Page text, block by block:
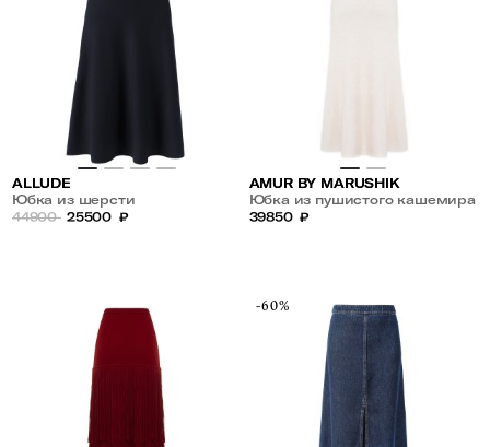
ALLUDE
Юбка из шерсти
44900 25500 ₽
AMUR BY MARUSHIK
Юбка из пушистого кашемира
39850 ₽
-60%